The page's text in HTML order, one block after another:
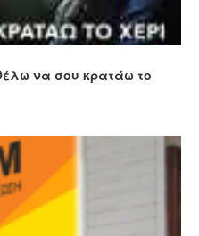
να σου κρατάω το